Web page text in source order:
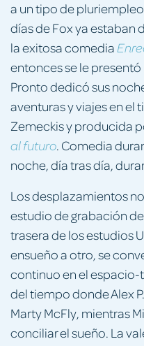
a un tipo de
días de Fox ya estaban
la exitosa comedia
entonces se le
Pronto dedicó sus
aventuras y viajes en el
Zemeckis y producida
alfuturo. Comedia
noche, día tras día,
Los desplazamientos
estudio de grabación
trasera de los estudios
ensueño a otro, se
continuo en el espacio-
del tiempo donde Alex
Marty McFly, mientras
conciliar el sueño. La